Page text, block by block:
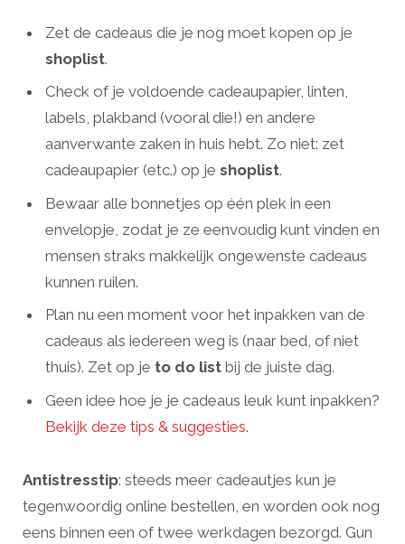
Zet de cadeaus die je nog moet kopen op je
shoplist.
Check of je voldoende cadeaupapier, linten,
labels, plakband (vooral die!) en andere
aanverwante zaken in huis hebt. Zo niet: zet
cadeaupapier (etc.) op je shoplist.
Bewaar alle bonnetjes op één plek in een
envelopje, zodat je ze eenvoudig kunt vinden en
mensen straks makkelijk ongewenste cadeaus
kunnen ruilen.
Plan nu een moment voor het inpakken van de
cadeaus als iedereen weg is (naar bed, of niet
thuis). Zet op je to do list bij de juiste dag.
Geen idee hoe je je cadeaus leuk kunt inpakken?
Bekijk deze tips & suggesties.
Antistresstip: steeds meer cadeautjes kun je
tegenwoordig online bestellen, en worden ook nog
eens binnen een of twee werkdagen bezorgd. Gun